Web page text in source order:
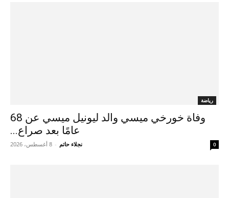
رياضة
وفاة خورخي ميسي والد ليونيل ميسي عن 68
عامًا بعد صراع...
نجلاء حاتم - 8 أغسطس، 2026 0